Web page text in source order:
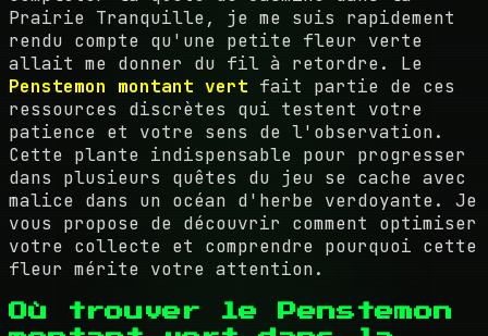
Prairie Tranquille, je me suis rapidement
rendu compte qu'une petite fleur verte
allait me donner du fil à retordre. Le
Penstemon montant vert fait partie de ces
ressources discrètes qui testent votre
patience et votre sens de l'observation.
Cette plante indispensable pour progresser
dans plusieurs quêtes du jeu se cache avec
malice dans un océan d'herbe verdoyante. Je
vous propose de découvrir comment optimiser
votre collecte et comprendre pourquoi cette
fleur mérite votre attention.
Où trouver le Penstemon